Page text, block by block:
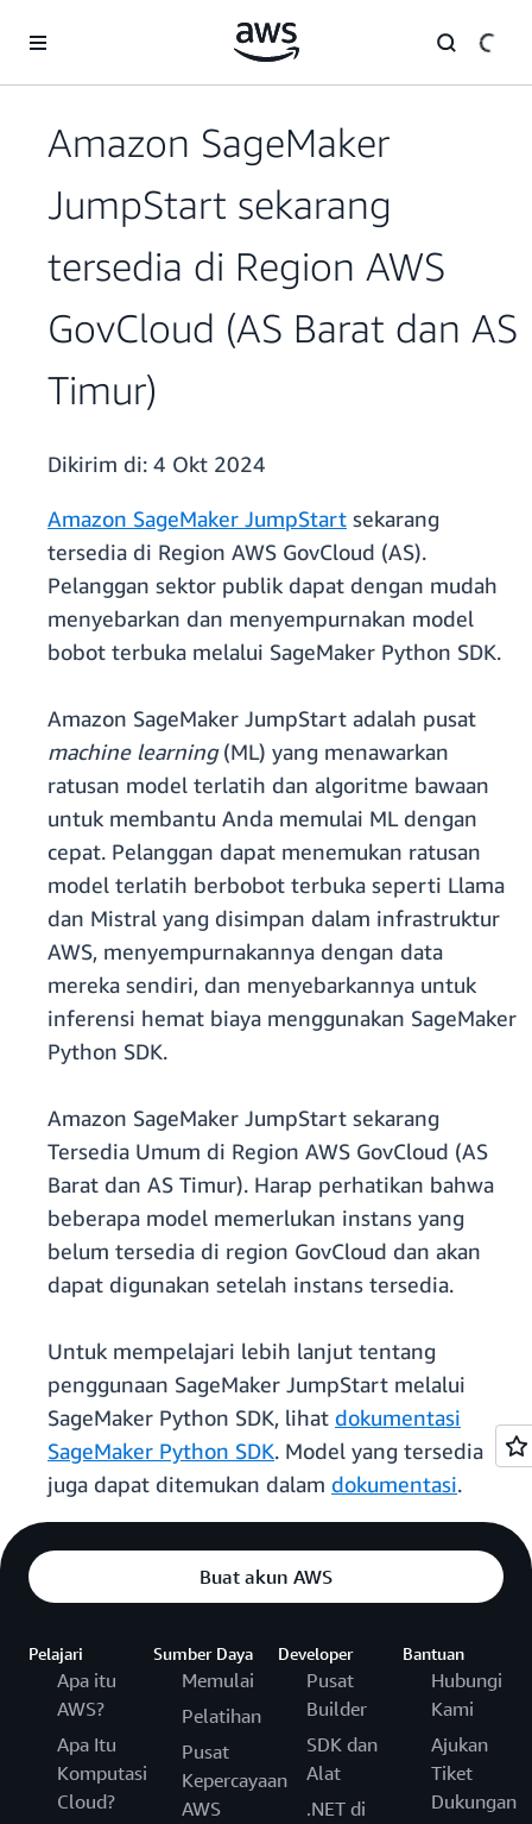
Amazon SageMaker
JumpStart sekarang
tersedia di Region AWS
GovCloud (AS Barat dan AS
Timur)
Dikirim di: 4 Okt 2024
Amazon SageMaker JumpStart sekarang
tersedia di Region AWS GovCloud (AS).
Pelanggan sektor publik dapat dengan mudah
menyebarkan dan menyempurnakan model
bobot terbuka melalui SageMaker Python SDK.
Amazon SageMaker JumpStart adalah pusat
machine learning(ML) yang menawarkan
ratusan model terlatih dan algoritme bawaan
untuk membantu Anda memulai ML dengan
cepat. Pelanggan dapat menemukan ratusan
model terlatih berbobot terbuka seperti Llama
dan Mistral yang disimpan dalam infrastruktur
AWS, menyempurnakannya dengan data
mereka sendiri, dan menyebarkannya untuk
inferensi hemat biaya menggunakan SageMaker
Python SDK.
Amazon SageMaker JumpStart sekarang
Tersedia Umum di Region AWS GovCloud (AS
Barat dan AS Timur). Harap perhatikan bahwa
beberapa model memerlukan instans yang
belum tersedia di region GovCloud dan akan
dapat digunakan setelah instans tersedia.
Untuk mempelajari lebih lanjut tentang
penggunaan SageMaker JumpStart melalui
SageMaker Python SDK, lihat dokumentasi
SageMaker Python SDK. Model yang tersedia
juga dapat ditemukan dalam dokumentasi.
Buat akun AWS
Pelajari
Apa itu
AWS?
Apa Itu
Komputasi
Cloud?
Sumber Daya
Memulai
Pelatihan
Pusat
Kepercayaan
AWS
Developer
Pusat
Builder
SDK dan
Alat
.NET di
Bantuan
Hubungi
Kami
Ajukan
Tiket
Dukungan